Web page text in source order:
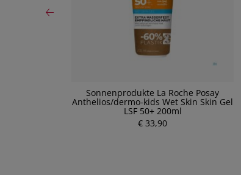
Sonnenprodukte La Roche Posay
Anthelios/dermo-kids Wet Skin Skin Gel
LSF 50+ 200ml
€ 33,90
P
r